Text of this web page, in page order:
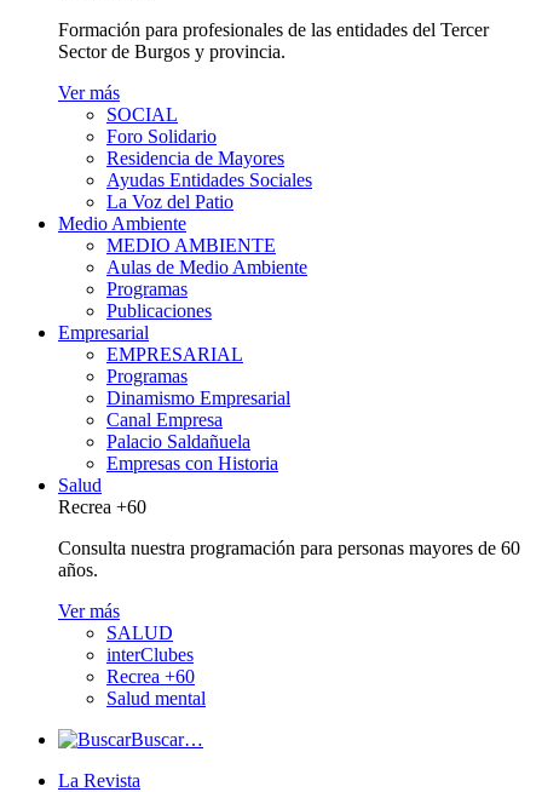
Formación para profesionales de las entidades del Tercer
Sector de Burgos y provincia.
Ver más
SOCIAL
Foro Solidario
Residencia de Mayores
Ayudas Entidades Sociales
La Voz del Patio
Medio Ambiente
MEDIO AMBIENTE
Aulas de Medio Ambiente
Programas
Publicaciones
Empresarial
EMPRESARIAL
Programas
Dinamismo Empresarial
Canal Empresa
Palacio Saldañuela
Empresas con Historia
Salud
Recrea +60
Consulta nuestra programación para personas mayores de 60
años.
Ver más
SALUD
interClubes
Recrea +60
Salud mental
Buscar…
La Revista